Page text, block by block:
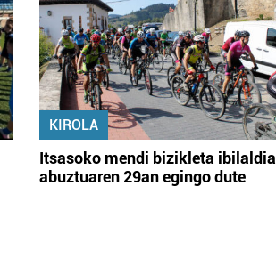
KIROLA
Itsasoko mendi bizikleta ibilaldia
abuztuaren 29an egingo dute